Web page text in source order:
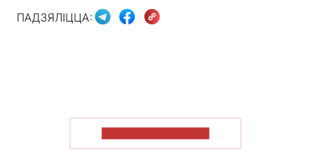
ПАДЗЯЛІЦЦА: